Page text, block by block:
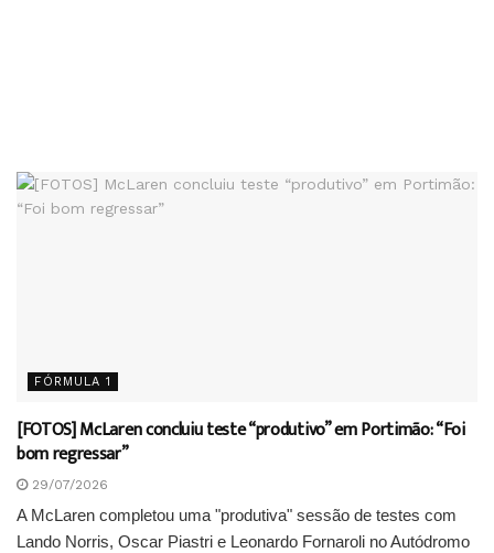
FÓRMULA 1
[FOTOS] McLaren concluiu teste “produtivo” em Portimão: “Foi
bom regressar”
29/07/2026
A McLaren completou uma "produtiva" sessão de testes com
Lando Norris, Oscar Piastri e Leonardo Fornaroli no Autódromo